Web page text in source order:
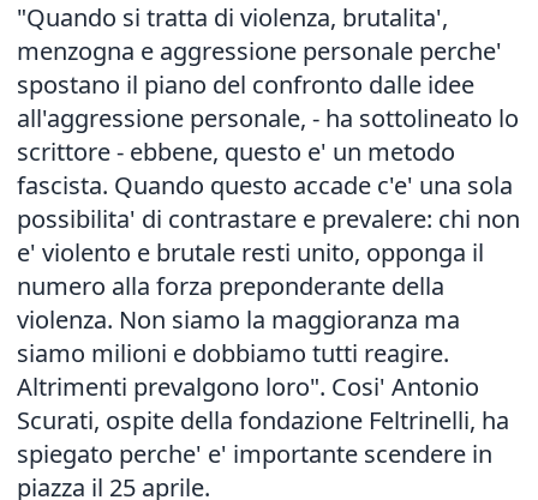
"Quando si tratta di violenza, brutalita',
menzogna e aggressione personale perche'
spostano il piano del confronto dalle idee
all'aggressione personale, - ha sottolineato lo
scrittore - ebbene, questo e' un metodo
fascista. Quando questo accade c'e' una sola
possibilita' di contrastare e prevalere: chi non
e' violento e brutale resti unito, opponga il
numero alla forza preponderante della
violenza. Non siamo la maggioranza ma
siamo milioni e dobbiamo tutti reagire.
Altrimenti prevalgono loro". Cosi' Antonio
Scurati, ospite della fondazione Feltrinelli, ha
spiegato perche' e' importante scendere in
piazza il 25 aprile.